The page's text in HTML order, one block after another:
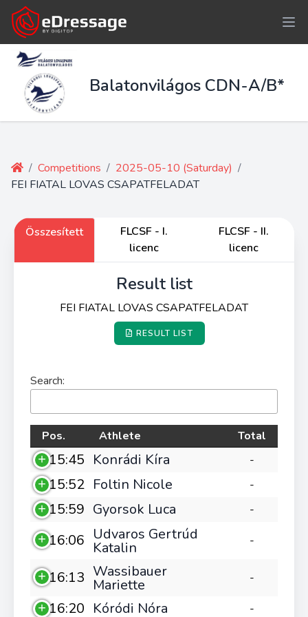
Balatonvilágos CDN-A/B*
/ Competitions / 2025-05-10 (Saturday) /
FEI FIATAL LOVAS CSAPATFELADAT
Összesített
FLCSF - I.
licenc
FLCSF - II.
licenc
Result list
FEI FIATAL LOVAS CSAPATFELADAT
RESULT LIST
Search:
Pos. Athlete Total
15:45 Konrádi Kíra -
15:52 Foltin Nicole -
15:59 Gyorsok Luca -
16:06 Udvaros Gertrúd
Katalin -
16:13 Wassibauer
Mariette -
16:20 Kóródi Nóra -